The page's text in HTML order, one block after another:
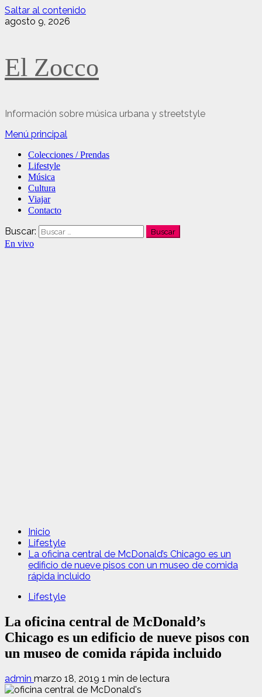
Saltar al contenido
agosto 9, 2026
El Zocco
Información sobre música urbana y streetstyle
Menú principal
Colecciones / Prendas
Lifestyle
Música
Cultura
Viajar
Contacto
Buscar:
En vivo
Inicio
Lifestyle
La oficina central de McDonald’s Chicago es un
edificio de nueve pisos con un museo de comida
rápida incluido
Lifestyle
La oficina central de McDonald’s
Chicago es un edificio de nueve pisos con
un museo de comida rápida incluido
admin marzo 18, 2019 1 min de lectura